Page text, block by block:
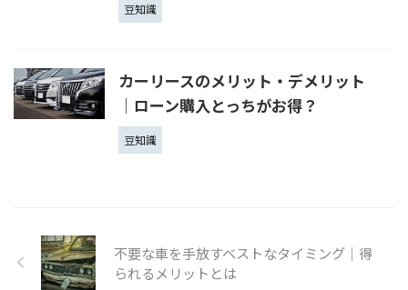
豆知識
カーリースのメリット・デメリット
│ローン購入とっちがお得？
豆知識
不要な車を手放すベストなタイミング｜得
られるメリットとは